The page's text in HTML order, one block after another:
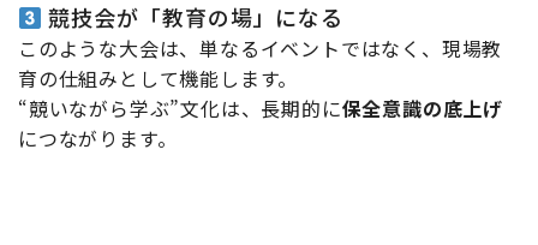
競技会が「教育の場」になる
このような大会は、単なるイベントではなく、現場教
育の仕組みとして機能します。
“競いながら学ぶ”文化は、長期的に保全意識の底上げ
につながります。